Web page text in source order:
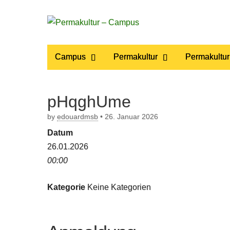
Permakultur
– Campus
Main
menu
Campus Permakultur
pHqghUme
by edouardmsb • 26. Januar 2026
Datum
26.01.2026
00:00
Kategorie Keine Kategorien